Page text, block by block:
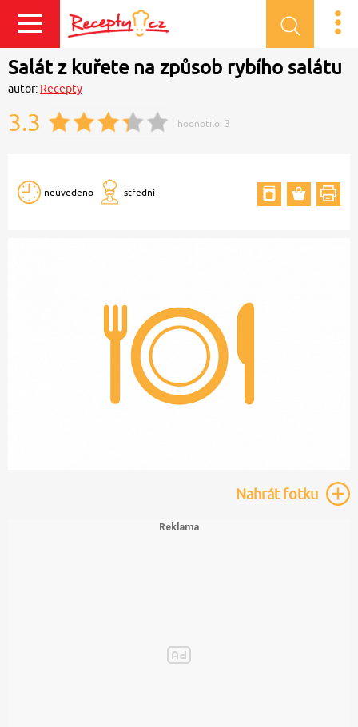
Přihlásit se
Salát z kuřete na způsob rybího salátu
autor: Recepty
3.3 hodnotilo: 3
neuvedeno střední
Nahrátfotku